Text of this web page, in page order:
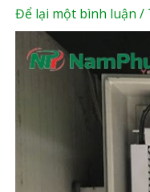
Để lại một bình luận /